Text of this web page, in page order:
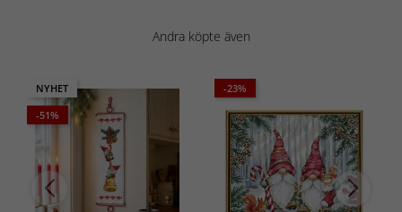
Andra köpte även
NYHET
-51%
-23%